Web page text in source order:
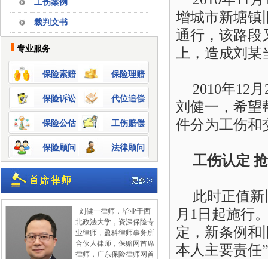
工伤案例
裁判文书
专业服务
保险索赔 保险理赔
保险诉讼 代位追偿
保险公估 工伤赔偿
保险顾问 法律顾问
刘健一律师，毕业于西
北政法大学，资深保险专
业律师，盈科律师事务所
合伙人律师，保赔网首席
律师，广东保险律师网首
增城市新塘镇
通行，该路段
上，造成刘 某
2010年12 月
刘健一，希望
件分为工伤和
工伤认定 抢
此时正值新
月1日起施行
定 ，新条例
本人主要责任